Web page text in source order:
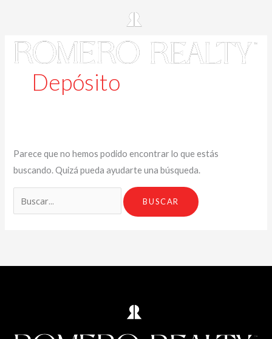
Depósito
Parece que no hemos podido encontrar lo que estás
buscando. Quizá pueda ayudarte una búsqueda.